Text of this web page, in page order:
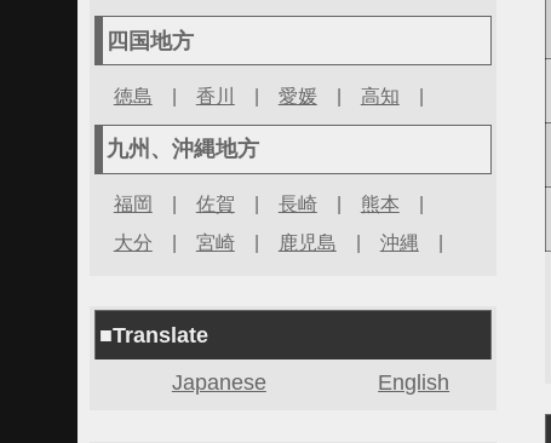
四国地方
徳島 | 香川 | 愛媛| 高知 |
九州、沖縄地方
福岡 | 佐賀 | 長崎| 熊本 |
大分 | 宮崎| 鹿児島 | 沖縄 |
■Translate
Japanese
English